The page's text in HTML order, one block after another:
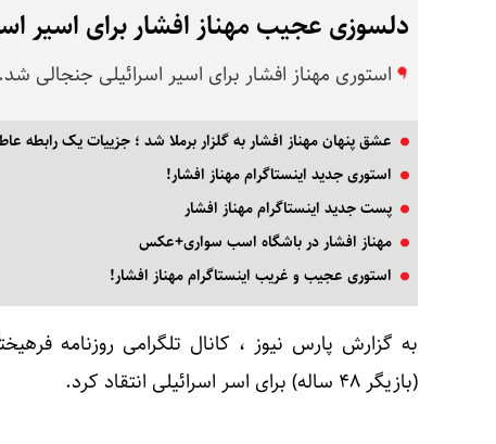
دلسوزی عجیب مهناز افشار برای اسیر
استوری مهناز افشار برای اسیر اسرائیلی جنجالی شد.
عشق پنهان مهناز افشار به گلزار برملا شد ؛ جزییات یک رابطه
استوری جدید اینستاگرام مهناز افشار!
پست جدید اینستاگرام مهناز افشار
مهناز افشار در باشگاه اسب سواری+عکس
استوری عجیب و غریب اینستاگرام مهناز افشار!
به گزارش پارس نیوز ، کانال تلگرامی روزنامه
(بازیگر ۴۸ ساله) برای اسر اسرائیلی انتقاد کرد.